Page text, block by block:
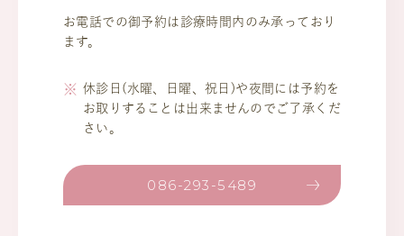
お電話での御予約は診療時間内のみ承っており
ます。
休診日(水曜、日曜、祝日)や夜間には予約を
お取りすることは出来ませんのでご了承くだ
さい。
086-293-5489